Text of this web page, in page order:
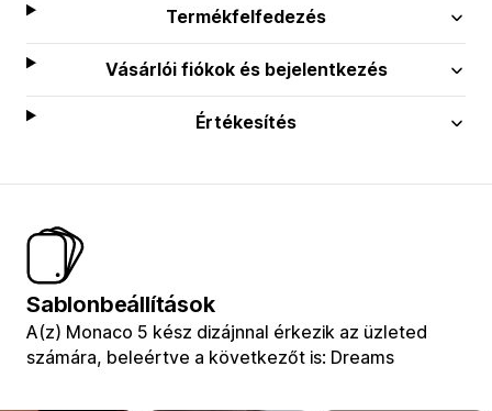
Termékfelfedezés
Vásárlói fiókok és bejelentkezés
Értékesítés
Sablonbeállítások
A(z) Monaco 5 kész dizájnnal érkezik az üzleted
számára, beleértve a következőt is: Dreams